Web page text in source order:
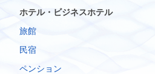
ホテル・ビジネスホテル
旅館
民宿
ペンション